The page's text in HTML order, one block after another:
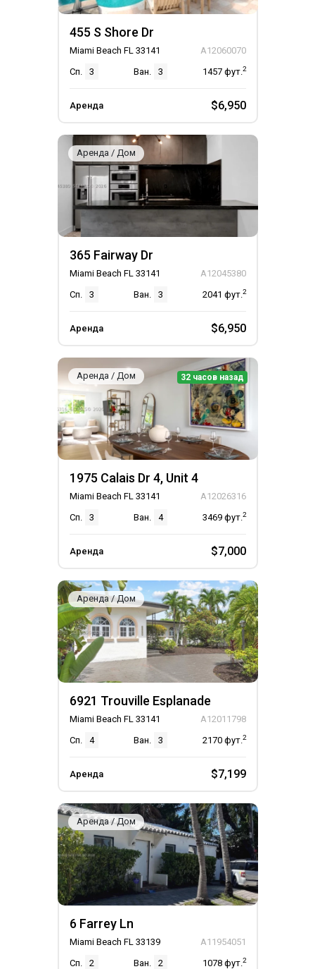
455 S Shore Dr
Miami Beach FL 33141
A12060070
Сп.
3 Ван. 3 1457 фут.2
Аренда $6,950
Аренда / Дом
365 Fairway Dr
Miami Beach FL 33141
A12045380
Сп.
3 Ван. 3 2041 фут.2
Аренда $6,950
Аренда / Дом
1975 Calais Dr 4, Unit 4
Miami Beach FL 33141
A12026316
Сп.
3 Ван. 4 3469 фут.2
Аренда $7,000
32 часов назад
Аренда / Дом
6921 Trouville Esplanade
Miami Beach FL 33141
A12011798
Сп.
4 Ван. 3 2170 фут.2
Аренда $7,199
Аренда / Дом
6 Farrey Ln
Miami Beach FL 33139
A11954051
Сп.
2 Ван. 2 1078 фут.2